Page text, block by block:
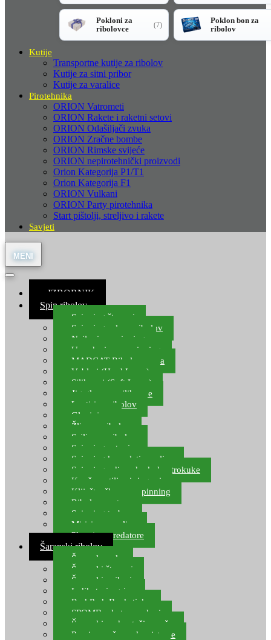
Pokloni za
ribolovce
(7)
Poklon bon za
ribolov
Kutije
Transportne kutije za ribolov
Kutije za sitni pribor
Kutije za varalice
Pirotehnika
ORION Vatrometi
ORION Rakete i raketni setovi
ORION Odašiljači zvuka
ORION Zračne bombe
ORION Rimske svijeće
ORION nepirotehnički proizvodi
Orion Kategorija P1/T1
Orion Kategorija F1
ORION Vulkani
ORION Party pirotehnika
Start pištolji, streljivo i rakete
Savjeti
≡ IZBORNIK
Spin ribolov
Spinning štapovi
Spinning role za ribolov
Najloni za spinning
Upredenice za spinning
MADCAT Ribolov soma
Vobleri (Hard Lures)
Silikonci (Soft Lures)
Jig glave za silikonce
Leptiri za ribolov
Glavinjare
Žlice za ribolov
Sajlice za ribolov
Spinning setovi
Spinning kompleti varalica
Spinning udice, dvokuke, trokuke
Kopče, vrtilice i ringovi
Kliješta, škare za spinning
Ribolov pastrve
Spinning torbe
Mirisi za varalice
Plovci za predatore
Šaranski ribolov
Šaranske role
Šaranski štapovi
Šaranski najloni
Indikatori ugriza
Rod Pod, Banksticks
SPOMB rakete, markeri
Šaranski podmetači, mreže
Pernice za šaranske sisteme